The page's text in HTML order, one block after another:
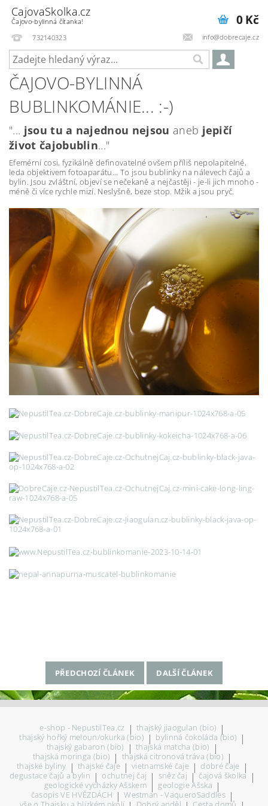
CajovaSkolka.cz
Čajovo-bylinná čítanka!
732140323
info@dobrecaje.cz
0 Kč
ČAJOVO-BYLINNÁ
BUBLINKOMÁNIE... :-)
"... jsou tu a najednou nejsou aneb jepičí
život čajobublin..."
Efemérní cosi, fyzikálně definovatelné ovšem příliš nepolapitelné,
leda objektivem fotoaparátu... To jsou bublinky na nálevech čajů a
bylin. Jsou zvláštní, objeví se nečekaně a nejčastěji - je-li jich mnoho -
méně či více rychle mizí. Neslyšně, beze stop. Mžik a jsou pryč.
PŘEDCHOZÍ ČLÁNEK DALŠÍ ČLÁNEK
e-shop - NepustilTea.cz | thajský jiaogulan (bio) |
thajský hořký meloun/okurka (bio) | bylinná čokoláda (bio) |
thajský gabaron (bio) | thajská matcha (bio) |
thajská moringa (bio) | thajská citronová tráva (bio) |
thajské byliny | thajské čaje | vietnamské čaje | dobré čaje |
degustace čajů a bylin | ochutnej čaj | sněz čaj | čajová školka |
geologické vycházky Ašskem geologie Ašska |
časopis VE HVĚZDÁCH | Westman - VaqueroSaddles |